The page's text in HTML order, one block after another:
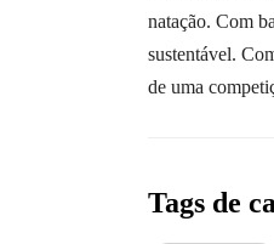
natação. Com
sustentável.
de uma
Tags de